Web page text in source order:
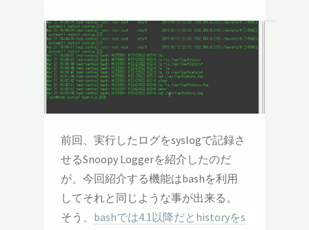
前回、実行したログをsyslogで記録さ
せるSnoopy Loggerを紹介したのだ
が、今回紹介する機能はbashを利用
してそれと同じような事が出来る。
そう、 bashでは4.1以降だとhistoryをs